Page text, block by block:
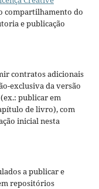
compartilhamento do
e publicação
contratos adicionais
exclusiva da versão
publicar em
de livro), com
inicial nesta
a publicar e
repositórios